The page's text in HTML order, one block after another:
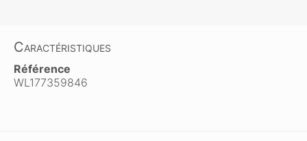
Caractéristiques
Référence
WL177359846